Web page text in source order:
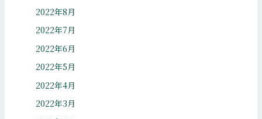
2022年8月
2022年7月
2022年6月
2022年5月
2022年4月
2022年3月